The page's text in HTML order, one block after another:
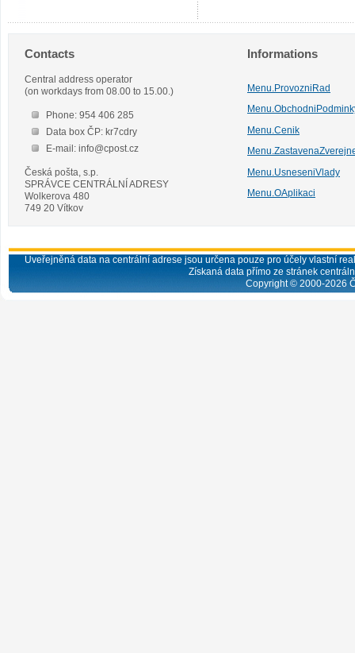
Contacts
Central address operator
(on workdays from 08.00 to 15.00.)
Phone: 954 406 285
Data box ČP: kr7cdry
E-mail: info@cpost.cz
Česká pošta, s.p.
SPRÁVCE CENTRÁLNÍ ADRESY
Wolkerova 480
749 20 Vítkov
Informations
Menu.ProvozniRad
Menu.Cenik
Menu.UsneseniVlady
Menu.OAplikaci
Uveřejněná data na centrální adrese jsou určena pouze pro účely vlastní
Získaná data přímo ze stránek
Copyright © 2000-2026